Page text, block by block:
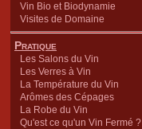
Vin Bio et Biodynamie
Visites de Domaine
Pratique
Les Salons du Vin
Les Verres à Vin
La Température du Vin
Arômes des Cépages
La Robe du Vin
Qu'est ce qu'un Vin Fermé ?